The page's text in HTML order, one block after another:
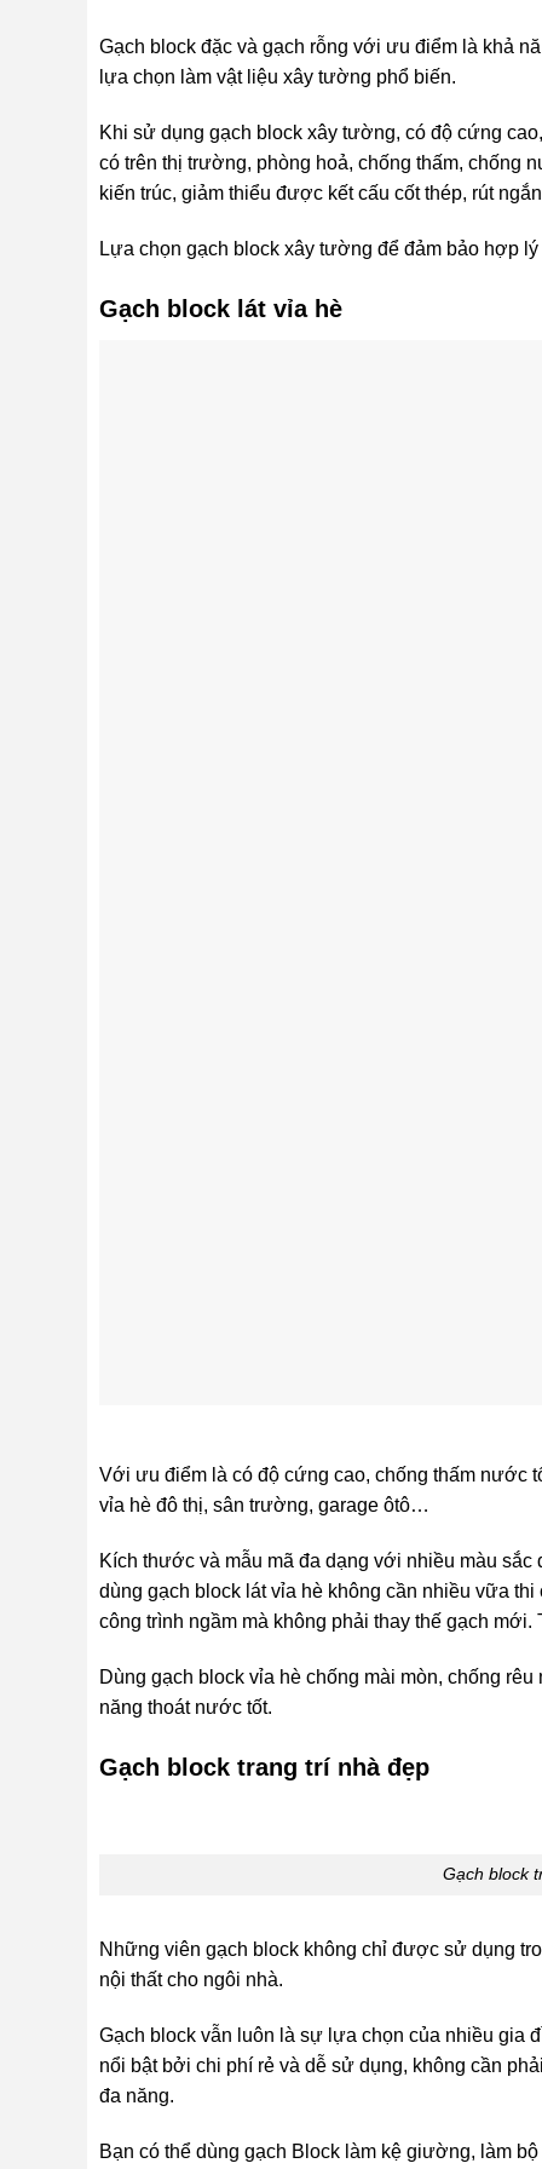
Gạch block đặc và gạch rỗng với ưu điểm là khả
lựa chọn làm vật liệu xây tường phổ biến.
Khi sử dụng gạch block xây tường, có độ cứng
có trên thị trường, phòng hoả, chống thấm, chống
kiến trúc, giảm thiểu được kết cấu cốt thép, rút
Lựa chọn gạch block xây tường để đảm bảo hợp
Gạch block lát vỉa hè
Với ưu điểm là có độ cứng cao, chống thấm nước
vỉa hè đô thị, sân trường, garage ôtô…
Kích thước và mẫu mã đa dạng với nhiều màu sắc
dùng gạch block lát vỉa hè không cần nhiều vữa
công trình ngầm mà không phải thay thế gạch
Dùng gạch block vỉa hè chống mài mòn, chống
năng thoát nước tốt.
Gạch block trang trí nhà đẹp
Gạch block
Những viên gạch block không chỉ được sử dụng
nội thất cho ngôi nhà.
Gạch block vẫn luôn là sự lựa chọn của nhiều gia
nổi bật bởi chi phí rẻ và dễ sử dụng, không cần
đa năng.
Bạn có thể dùng gạch Block làm kệ giường, làm